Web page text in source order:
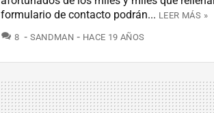
formulario de contacto podrán... LEER MÁS »
8 COMENTARIOS
SANDMAN HACE 19 AÑOS